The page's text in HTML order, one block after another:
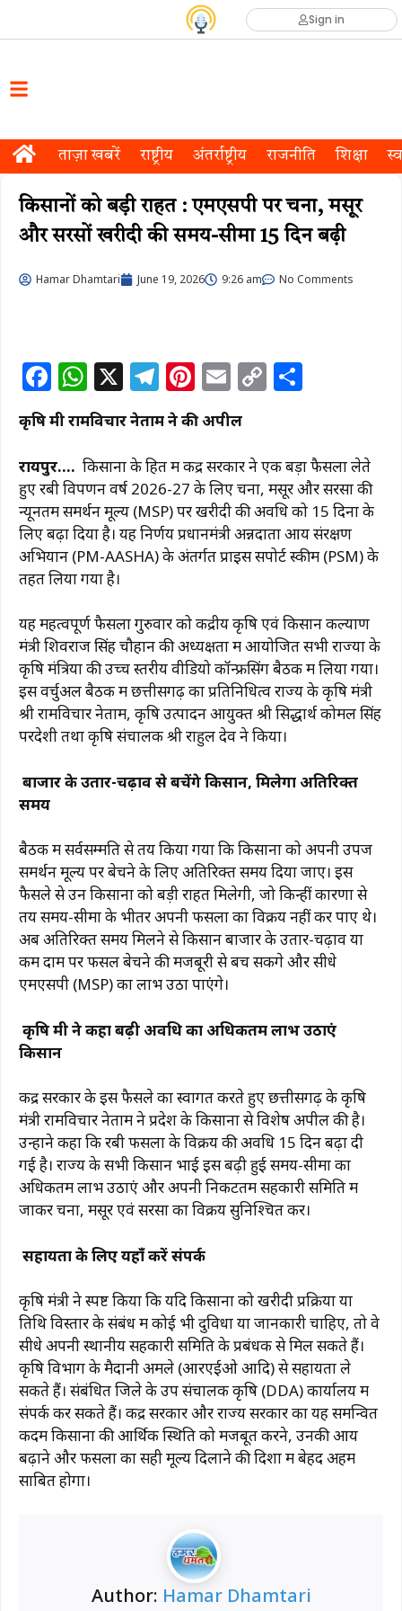
Sign in
ताज़ा खबरें राष्ट्रीय अंतर्राष्ट्रीय राजनीति शिक्षा
किसानों को बड़ी राहत : एमएसपी पर चना, मसूर
और सरसों खरीदी की समय-सीमा 15 दिन बढ़ी
Hamar Dhamtari June 19, 2026 9:26 am No Comments
F
a
c
e
b
o
o
k
W
h
at
s
A
p
p
X T
el
e
g
ra
m
Pi
n
te
re
st
E
ai
l
C
y
Li
n
k
e
कृषि मंत्री रामविचार नेताम ने की अपील
रायपुर…. किसानों के हित में केंद्र सरकार ने एक बड़ा फैसला लेते
हुए रबी विपणन वर्ष 2026-27 के लिए चना, मसूर और सरसों की
न्यूनतम समर्थन मूल्य (MSP) पर खरीदी की अवधि को 15 दिनों के
लिए बढ़ा दिया है। यह निर्णय प्रधानमंत्री अन्नदाता आय संरक्षण
अभियान (PM-AASHA) के अंतर्गत प्राइस सपोर्ट स्कीम (PSM) के
तहत लिया गया है।
यह महत्वपूर्ण फैसला गुरुवार को केंद्रीय कृषि एवं किसान कल्याण
मंत्री शिवराज सिंह चौहान की अध्यक्षता में आयोजित सभी राज्यों के
कृषि मंत्रियों की उच्च स्तरीय वीडियो कॉन्फ्रेंसिंग बैठक में लिया गया।
इस वर्चुअल बैठक में छत्तीसगढ़ का प्रतिनिधित्व राज्य के कृषि मंत्री
श्री रामविचार नेताम, कृषि उत्पादन आयुक्त श्री सिद्धार्थ कोमल सिंह
परदेशी तथा कृषि संचालक श्री राहुल देव ने किया।
बाजार के उतार-चढ़ाव से बचेंगे किसान, मिलेगा अतिरिक्त
समय
बैठक में सर्वसम्मति से तय किया गया कि किसानों को अपनी उपज
समर्थन मूल्य पर बेचने के लिए अतिरिक्त समय दिया जाए। इस
फैसले से उन किसानों को बड़ी राहत मिलेगी, जो किन्हीं कारणों से
तय समय-सीमा के भीतर अपनी फसलों का विक्रय नहीं कर पाए थे।
अब अतिरिक्त समय मिलने से किसान बाजार के उतार-चढ़ाव या
कम दाम पर फसल बेचने की मजबूरी से बच सकेंगे और सीधे
एमएसपी (MSP) का लाभ उठा पाएंगे।
कृषि मंत्री ने कहा बढ़ी अवधि का अधिकतम लाभ उठाएं
किसान
केंद्र सरकार के इस फैसले का स्वागत करते हुए छत्तीसगढ़ के कृषि
मंत्री रामविचार नेताम ने प्रदेश के किसानों से विशेष अपील की है।
उन्होंने कहा कि रबी फसलों के विक्रय की अवधि 15 दिन बढ़ा दी
गई है। राज्य के सभी किसान भाई इस बढ़ी हुई समय-सीमा का
अधिकतम लाभ उठाएं और अपनी निकटतम सहकारी समिति में
जाकर चना, मसूर एवं सरसों का विक्रय सुनिश्चित करें।
सहायता के लिए यहाँ करें संपर्क
कृषि मंत्री ने स्पष्ट किया कि यदि किसानों को खरीदी प्रक्रिया या
तिथि विस्तार के संबंध में कोई भी दुविधा या जानकारी चाहिए, तो वे
सीधे अपनी स्थानीय सहकारी समिति के प्रबंधक से मिल सकते हैं।
कृषि विभाग के मैदानी अमले (आरएईओ आदि) से सहायता ले
सकते हैं। संबंधित जिले के उप संचालक कृषि (DDA) कार्यालय में
संपर्क कर सकते हैं। केंद्र सरकार और राज्य सरकार का यह समन्वित
कदम किसानों की आर्थिक स्थिति को मजबूत करने, उनकी आय
बढ़ाने और फसलों का सही मूल्य दिलाने की दिशा में बेहद अहम
साबित होगा।
Author: Hamar Dhamtari